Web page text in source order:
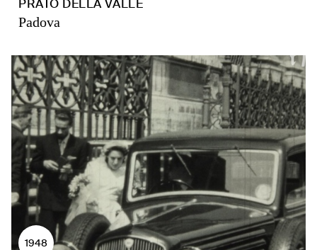
PRATO DELLA VALLE
Padova
1948